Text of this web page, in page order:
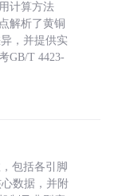
计算方法
解析了黄铜
，并提供实
GB/T 4423-
包括各引脚
数据，并附